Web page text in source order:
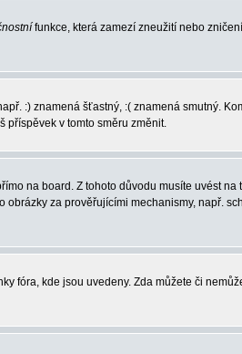
funkce, která zamezí zneužití nebo
:) znamená šťastný, :( znamená smutný.
příspěvek v tomto směru změnit.
na board. Z tohoto důvodu musíte uvést
za prověřujícími mechanismy, např.
fóra, kde jsou uvedeny. Zda můžete či